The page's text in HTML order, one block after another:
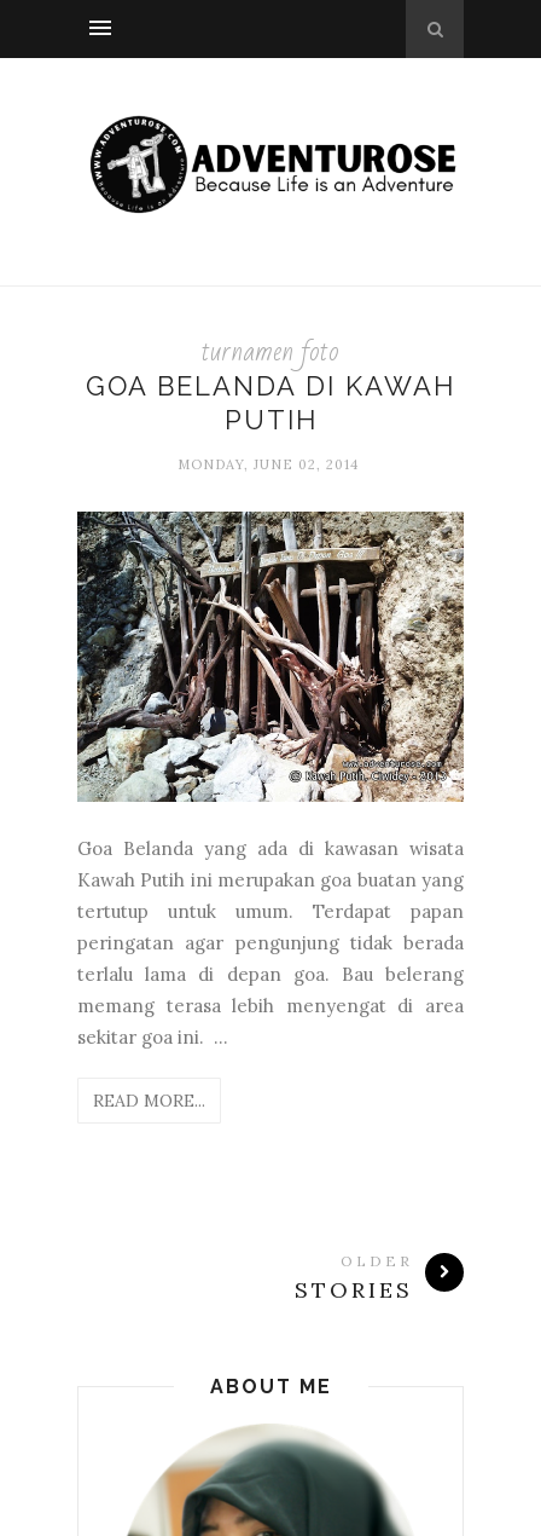
turnamen foto
GOA BELANDA DI KAWAH
PUTIH
MONDAY, JUNE 02, 2014
Goa Belanda yang ada di kawasan wisata
Kawah Putih ini merupakan goa buatan yang
tertutup untuk umum. Terdapat papan
peringatan agar pengunjung tidak berada
terlalu lama di depan goa. Bau belerang
memang terasa lebih menyengat di area
sekitar goa ini. ...
READ MORE...
OLDER
STORIES
ABOUT ME